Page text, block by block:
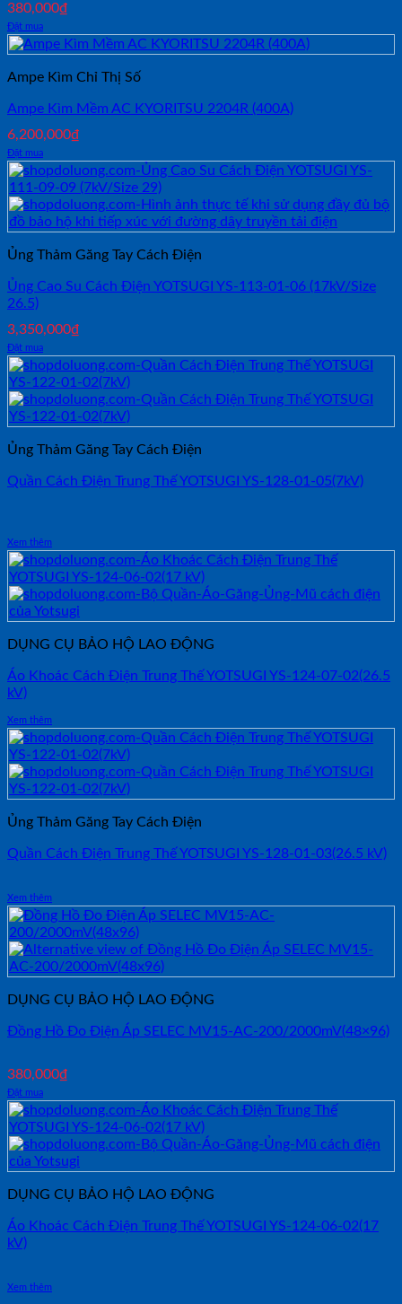
380,000₫
Đặt mua
Ampe Kìm Chỉ Thị Số
Ampe Kìm Mềm AC KYORITSU 2204R (400A)
6,200,000₫
Đặt mua
Ủng Thảm Găng Tay Cách Điện
Ủng Cao Su Cách Điện YOTSUGI YS-113-01-06 (17kV/Size
26.5)
3,350,000₫
Đặt mua
Ủng Thảm Găng Tay Cách Điện
Quần Cách Điện Trung Thế YOTSUGI YS-128-01-05(7kV)
Xem thêm
DỤNG CỤ BẢO HỘ LAO ĐỘNG
Áo Khoác Cách Điện Trung Thế YOTSUGI YS-124-07-02(26.5
kV)
Xem thêm
Ủng Thảm Găng Tay Cách Điện
Quần Cách Điện Trung Thế YOTSUGI YS-128-01-03(26.5 kV)
Xem thêm
DỤNG CỤ BẢO HỘ LAO ĐỘNG
Đồng Hồ Đo Điện Áp SELEC MV15-AC-200/2000mV(48×96)
380,000₫
Đặt mua
DỤNG CỤ BẢO HỘ LAO ĐỘNG
Áo Khoác Cách Điện Trung Thế YOTSUGI YS-124-06-02(17
kV)
Xem thêm